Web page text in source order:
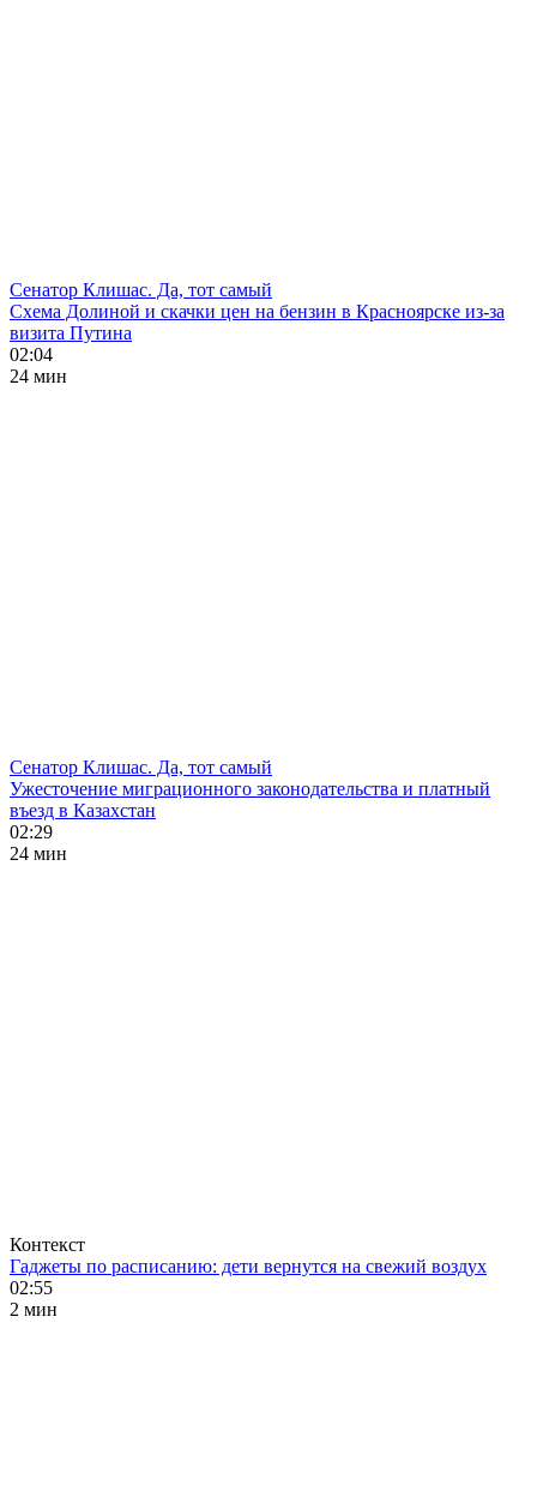
Сенатор Клишас. Да, тот самый
Схема Долиной и скачки цен на бензин в Красноярске из-за
визита Путина
02:04
24 мин
Сенатор Клишас. Да, тот самый
Ужесточение миграционного законодательства и платный
въезд в Казахстан
02:29
24 мин
Контекст
Гаджеты по расписанию: дети вернутся на свежий воздух
02:55
2 мин